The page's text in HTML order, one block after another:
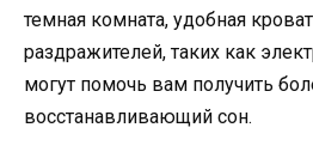
темная комната, удобная
раздражителей, таких как
могут помочь вам получить
восстанавливающий сон.